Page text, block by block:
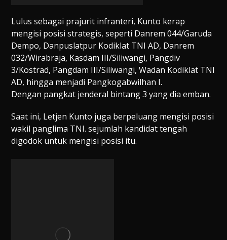
Lulus sebagai prajurit infranteri, Kunto kerap
mengisi posisi strategis, seperti Danrem 044/Garuda
Dempo, Danpuslatpur Kodiklat TNI AD, Danrem
032/Wirabraja, Kasdam III/Siliwangi, Pangdiv
3/Kostrad, Pangdam III/Siliwangi, Wadan Kodiklat TNI
AD, hingga menjadi Pangkogabwilhan I.
Dengan pangkat jenderal bintang 3 yang dia emban.
Saat ini, Letjen Kunto juga berpeluang mengisi posisi
wakil panglima TNI. sejumlah kandidat tengah
digodok untuk mengisi posisi itu.